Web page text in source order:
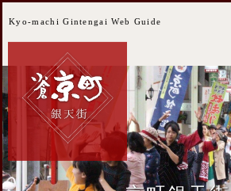
Kyo-machi Gintengai Web Guide